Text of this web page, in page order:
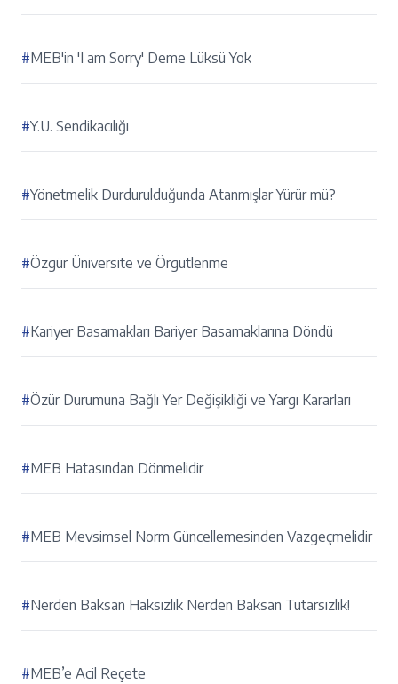
#MEB'in 'I am Sorry' Deme Lüksü Yok
#Y.U. Sendikacılığı
#Yönetmelik Durdurulduğunda Atanmışlar Yürür mü?
#Özgür Üniversite ve Örgütlenme
#Kariyer Basamakları Bariyer Basamaklarına Döndü
#Özür Durumuna Bağlı Yer Değişikliği ve Yargı Kararları
#MEB Hatasından Dönmelidir
#MEB Mevsimsel Norm Güncellemesinden Vazgeçmelidir
#Nerden Baksan Haksızlık Nerden Baksan Tutarsızlık!
#MEB’e Acil Reçete